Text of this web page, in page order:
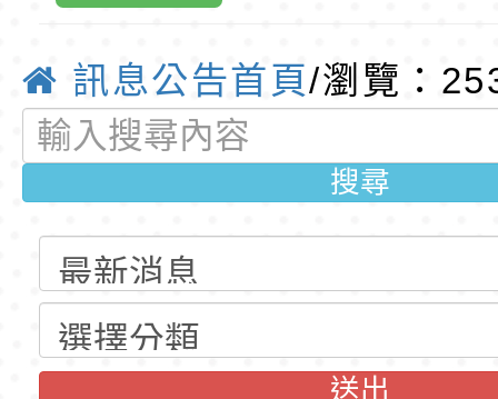
公告(尚有缺額)
明手冊(修訂版)與學
說明影片
轉知臺中市政府政風
光城市手牽手，綠能
走」動畫影片
本府115年70歲以上
員健康講座「吃得安
心」，請退休同仁踴
清華光罩教學專業論
動時代中的好老師：
教師韌性
轉環境部「淨零綠領
程」
轉農業部桃園區農業
「115年食農教育專
訓練課程」，歡迎已
錄取公告-桃園市桃
民小學115學年度「
東門國小115學年度
條文-桃園市
全球資訊網-
訊息公告首頁/瀏覽：
搜尋
送出